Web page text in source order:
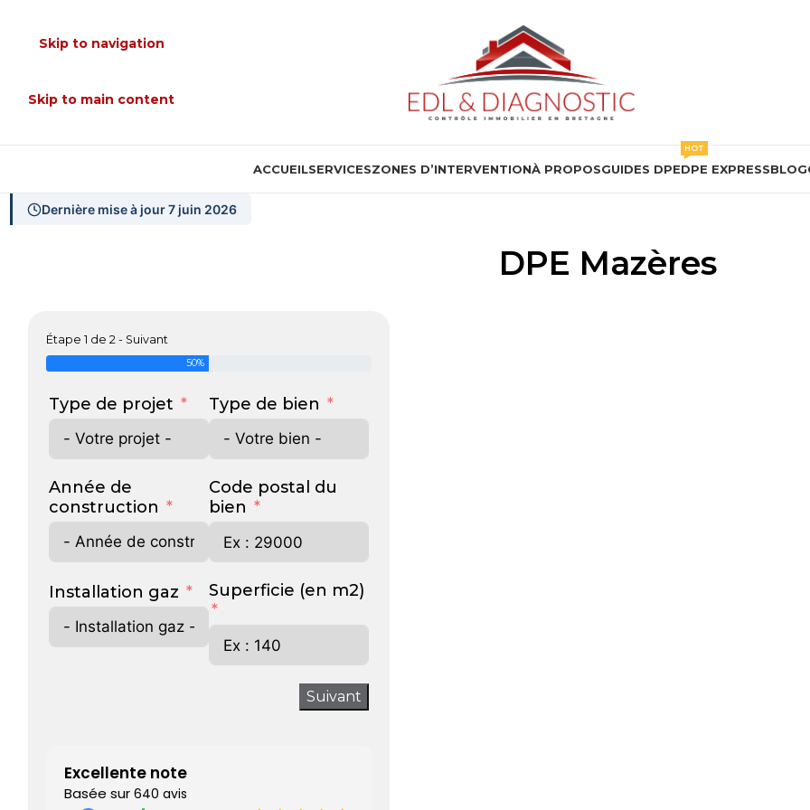
Skip to navigation
Skip to main content
ACCUEILSERVICESZONES D’INTERVENTIONÀ PROPOSGUIDES DPEDPE EXPRESS
HOT
BLOG
Dernière mise à jour 7 juin 2026
DPE Mazères
Étape 1 de 2 - Suivant
50%
Type de projet Type de bien
Année de
construction
Code postal du
bien
Installation gaz Superficie (en m2)
Suivant
Excellente note
Basée sur 640 avis